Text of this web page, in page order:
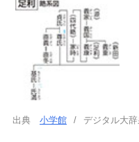
出典 小学館 デジタル大